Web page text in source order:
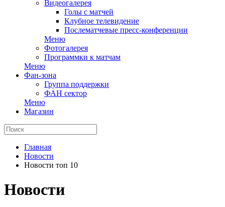
Видеогалерея
Голы с матчей
Клубное телевидение
Послематчевые пресс-конференции
Меню
Фотогалерея
Программки к матчам
Меню
Фан-зона
Группа поддержки
ФАН сектор
Меню
Магазин
Главная
Новости
Новости топ 10
Новости